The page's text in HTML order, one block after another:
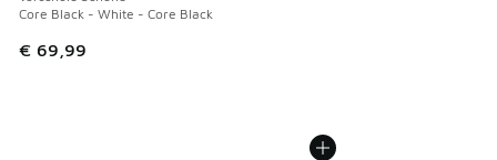
Core Black - White - Core Black
€ 69,99